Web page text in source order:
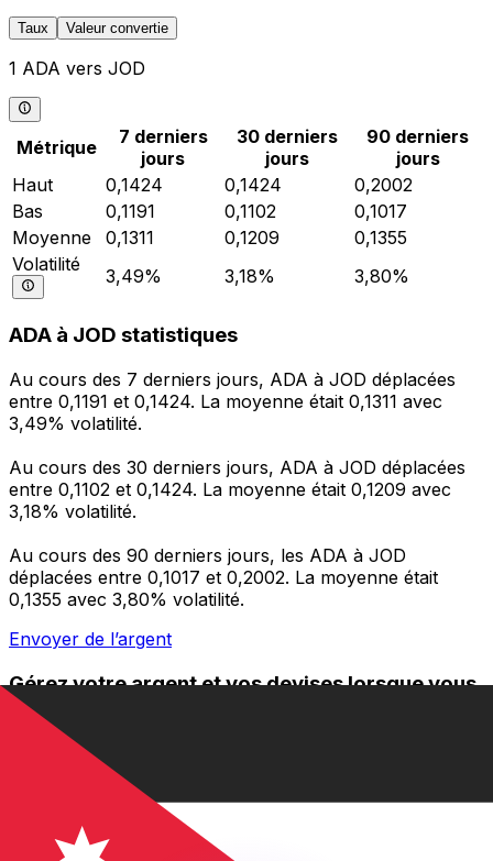
Taux Valeur convertie
1 ADA vers JOD
Métrique
7 derniers
jours
30 derniers
jours
90 derniers
jours
Haut
0,1424 0,1424
0,2002
Bas
0,1191 0,1102
0,1017
Moyenne
0,1311 0,1209
0,1355
Volatilité
3,49% 3,18% 3,80%
ADA à JOD statistiques
Au cours des 7 derniers jours, ADA à JOD déplacées
entre 0,1191 et 0,1424. La moyenne était 0,1311 avec
3,49% volatilité.
Au cours des 30 derniers jours, ADA à JOD déplacées
entre 0,1102 et 0,1424. La moyenne était 0,1209 avec
3,18% volatilité.
Au cours des 90 derniers jours, les ADA à JOD
déplacées entre 0,1017 et 0,2002. La moyenne était
0,1355 avec 3,80% volatilité.
Envoyer de l’argent
Gérez votre argent et vos devises lorsque vous
êtes en déplacement
L'application Xe réunit toutes les fonctionnalités
nécessaires pour vos transferts d'argent internationaux
et la gestion de vos devises. Convertissez des devises,
programmez des alertes de taux et transférez de
l'argent à l'étranger sans frais cachés. Téléchargez